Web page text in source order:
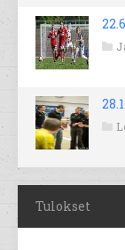
Tulokset